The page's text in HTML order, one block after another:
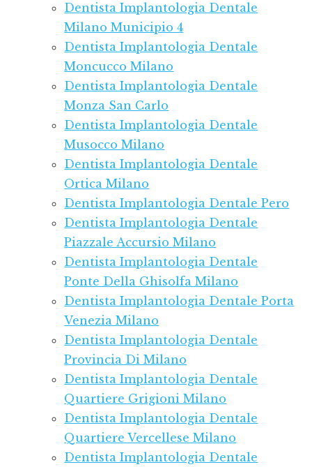
Dentista Implantologia Dentale
Milano Municipio 4
Dentista Implantologia Dentale
Moncucco Milano
Dentista Implantologia Dentale
Monza San Carlo
Dentista Implantologia Dentale
Musocco Milano
Dentista Implantologia Dentale
Ortica Milano
Dentista Implantologia Dentale Pero
Dentista Implantologia Dentale
Piazzale Accursio Milano
Dentista Implantologia Dentale
Ponte Della Ghisolfa Milano
Dentista Implantologia Dentale Porta
Venezia Milano
Dentista Implantologia Dentale
Provincia Di Milano
Dentista Implantologia Dentale
Quartiere Grigioni Milano
Dentista Implantologia Dentale
Quartiere Vercellese Milano
Dentista Implantologia Dentale